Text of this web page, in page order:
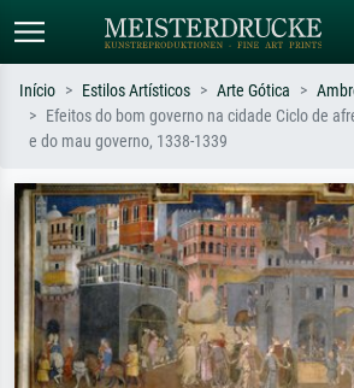
Pesquisa padrão
ex: Monet, Noite Estrelada,
impressionismo, onda de Hokusai, nu.
abstrato
a óleo
Início Estilos Artísticos Arte Gótica
Efeitos do bom governo na cidade Ciclo de
e do mau governo, 1338-1339